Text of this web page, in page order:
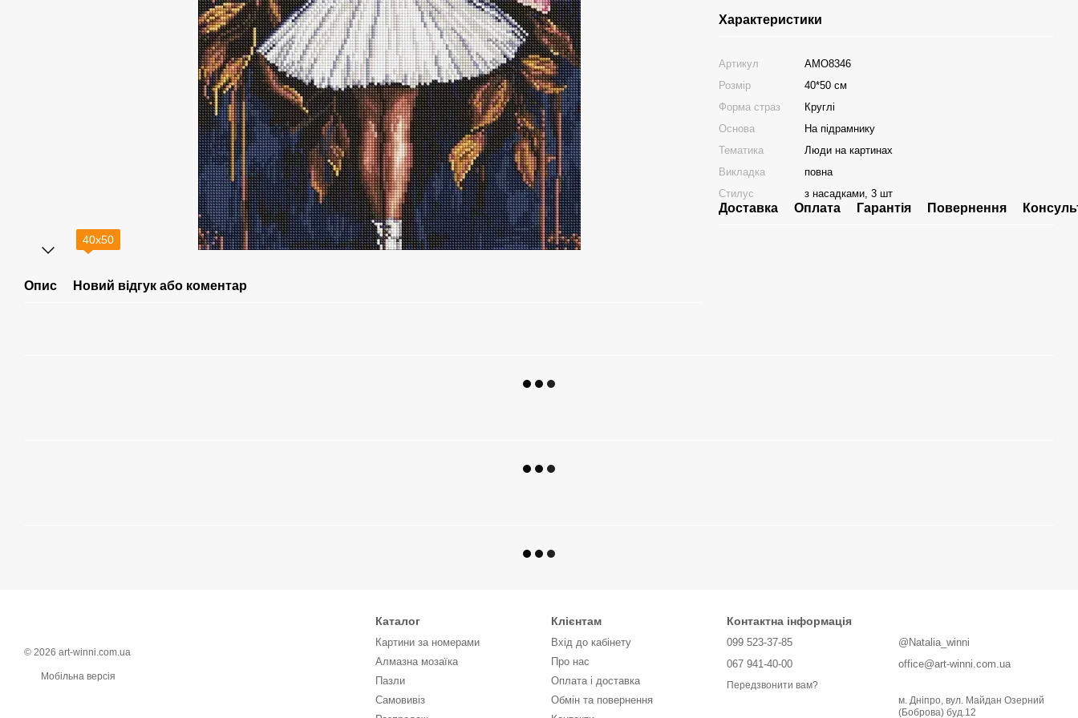
40х50
Опис Новий відгук або коментар
Характеристики
Артикул
AMO8346
Розмір
40*50 см
Форма страз
Круглі
Основа
На підрамнику
Тематика
Люди на картинах
Викладка
повна
Стилус
з насадками, 3 шт
Доставка Оплата Гарантія Повернення
© 2026 art-winni.com.ua
Мобільна версія
Каталог
Картини за номерами
Алмазна мозаїка
Пазли
Самовивіз
Клієнтам
Вхід до кабінету
Про нас
Оплата і доставка
Обмін та повернення
Контактна інформація
099 523-37-85
067 941-40-00
Передзвонити вам?
@Natalia_winni
office@art-winni.com.ua
м. Дніпро, вул. Майдан Озерний
(Боброва) буд.12